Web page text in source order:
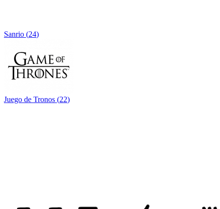
Sanrio (24)
Juego de Tronos (22)